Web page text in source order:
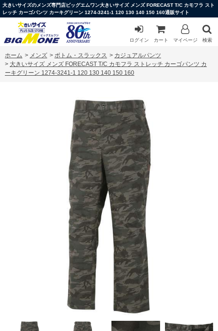
大きいサイズのメンズ専門店ビッグエムワン大きいサイズ メンズ FORECAST T/C カモフラ スト
レッチ カーゴパンツ カーキグリーン 1274-3241-1 120 130 140 150 160通販サイト
ログイン カート マイページ 検索
ホーム > メンズ > ボトム・スラックス > カジュアルパンツ
> 大きいサイズ メンズ FORECAST T/C カモフラ ストレッチ カーゴパンツ カ
ーキグリーン 1274-3241-1 120 130 140 150 160